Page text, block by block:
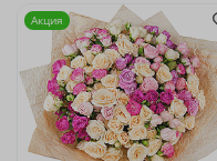
Акция